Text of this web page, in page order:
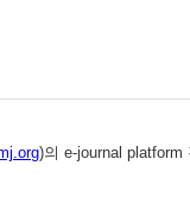
)의 e-journal